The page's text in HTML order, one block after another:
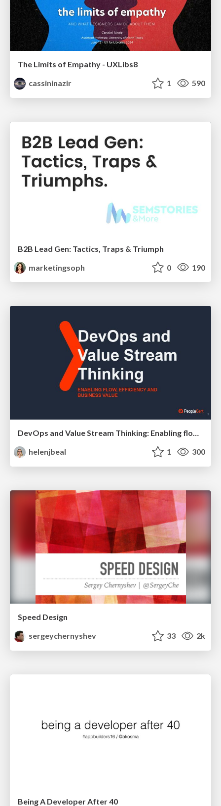
The Limits of Empathy - UXLibs8
cassininazir
1 590
B2B Lead Gen: Tactics, Traps & Triumph
marketingsoph
0 190
DevOps and Value Stream Thinking: Enabling flow, efficiency and business value
helenjbeal
1 300
Speed Design
sergeychernyshev
33 2k
Being A Developer After 40